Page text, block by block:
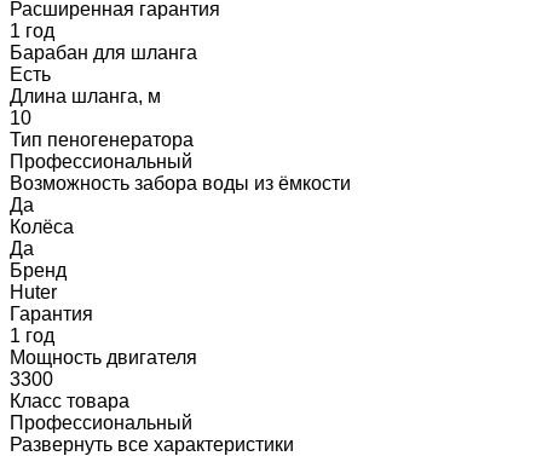
Расширенная гарантия
1 год
Барабан для шланга
Есть
Длина шланга, м
10
Тип пеногенератора
Профессиональный
Возможность забора воды из ёмкости
Да
Колёса
Да
Бренд
Huter
Гарантия
1 год
Мощность двигателя
3300
Класс товара
Профессиональный
Развернуть все характеристики